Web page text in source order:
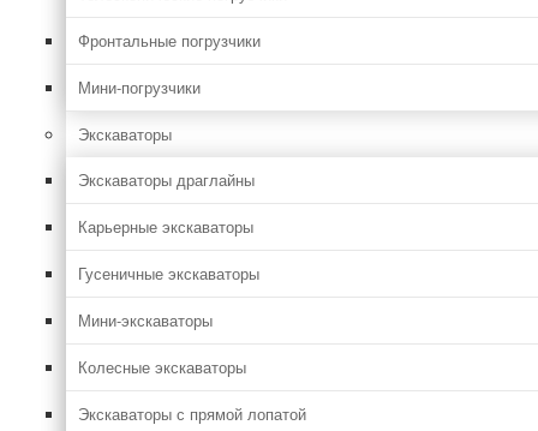
Фронтальные погрузчики
Мини-погрузчики
Экскаваторы
Экскаваторы драглайны
Карьерные экскаваторы
Гусеничные экскаваторы
Мини-экскаваторы
Колесные экскаваторы
Экскаваторы с прямой лопатой